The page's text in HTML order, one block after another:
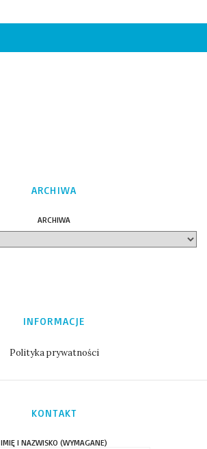
ARCHIWA
ARCHIWA
INFORMACJE
Polityka prywatności
KONTAKT
IMIĘ I NAZWISKO (WYMAGANE)